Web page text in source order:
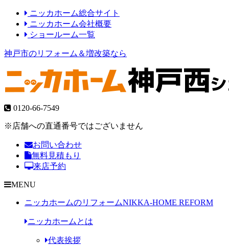
ニッカホーム総合サイト
ニッカホーム会社概要
ショールーム一覧
神戸市のリフォーム＆増改築なら
0120-66-7549
※店舗への直通番号ではございません
お問い合わせ
無料見積もり
来店予約
MENU
ニッカホームのリフォームNIKKA-HOME REFORM
ニッカホームとは
代表挨拶